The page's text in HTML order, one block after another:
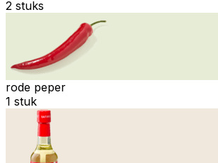
2 stuks
rode peper
1 stuk